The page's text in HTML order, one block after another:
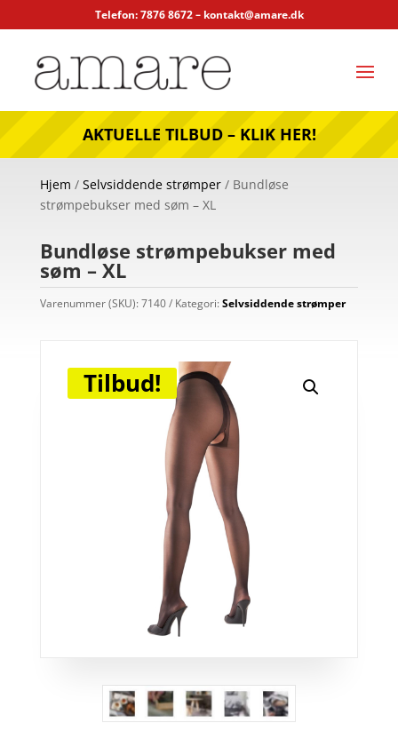
Telefon: 7876 8672 – kontakt@amare.dk
AKTUELLE TILBUD – KLIK HER!
Hjem / Selvsiddende strømper/ Bundløse
strømpebukser med søm – XL
Bundløse strømpebukser med
søm – XL
Varenummer (SKU):7140 Kategori:Selvsiddende strømper
Tilbud!